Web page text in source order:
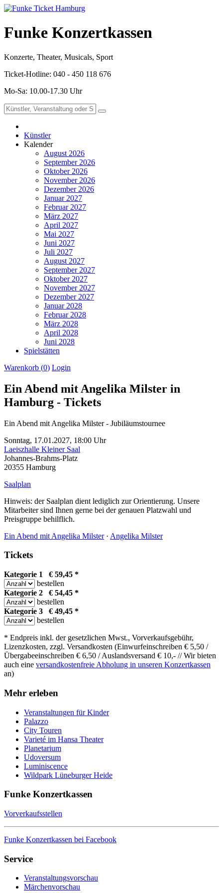
Funke Konzertkassen
Konzerte, Theater, Musicals, Sport
Ticket-Hotline: 040 - 450 118 676
Mo-Sa: 10.00-17.30 Uhr
Künstler
Kalender
August 2026
September 2026
Oktober 2026
November 2026
Dezember 2026
Januar 2027
Februar 2027
März 2027
April 2027
Mai 2027
Juni 2027
Juli 2027
August 2027
September 2027
Oktober 2027
November 2027
Dezember 2027
Januar 2028
Februar 2028
März 2028
April 2028
Juni 2028
Spielstätten
Warenkorb (0) Login
Ein Abend mit Angelika Milster in
Hamburg - Tickets
Ein Abend mit Angelika Milster - Jubiläumstournee
Sonntag, 17.01.2027, 18:00 Uhr
Laeiszhalle Kleiner Saal
Johannes-Brahms-Platz
20355 Hamburg
Saalplan
Hinweis: der Saalplan dient lediglich zur Orientierung. Unsere
Mitarbeiter sind Ihnen gerne bei der genauen Platzwahl und
Preisgruppe behilflich.
Ein Abend mit Angelika Milster· Angelika Milster
Tickets
Kategorie 1 € 59,45 *
bestellen
Kategorie 2 € 54,45 *
bestellen
Kategorie 3 € 49,45 *
bestellen
* Endpreis inkl. der gesetzlichen Mwst., Vorverkaufsgebühr,
Lizenzkosten, zzgl. Versandkosten (Einwurfeinschreiben € 5,50 /
Übergabeeinschreiben € 6,50 / Auslandsversand € 10,- // Wir bieten
auch eine versandkostenfreie Abholung in unseren Konzertkassen
an)
Mehr erleben
Veranstaltungen für Kinder
Palazzo
City Touren
Varieté im Hansa Theater
Planetarium
Udoversum
Luminiscence
Wildpark Lüneburger Heide
Funke Konzertkassen
Vorverkaufsstellen
Funke Konzertkassen bei Facebook
Service
Veranstaltungsvorschau
Märchenvorschau